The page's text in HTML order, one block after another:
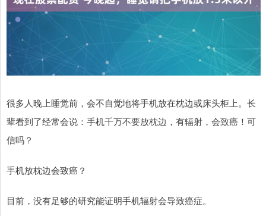
很多人晚上睡觉前，会不自觉地将手机放在枕边或床头柜上。长
辈看到了经常会说：手机千万不要放枕边，有辐射，会致癌！可
信吗？
手机放枕边会致癌？
目前，没有足够的研究能证明手机辐射会导致癌症。